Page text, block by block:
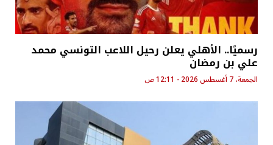
رسميًا.. الأهلي يعلن رحيل اللاعب التونسي محمد
علي بن رمضان
الجمعة، 7 أغسطس 2026 - 12:11 ص